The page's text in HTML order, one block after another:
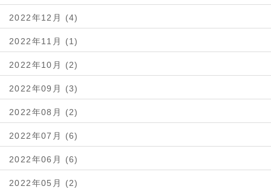
2022年12月 (4)
2022年11月 (1)
2022年10月 (2)
2022年09月 (3)
2022年08月 (2)
2022年07月 (6)
2022年06月 (6)
2022年05月 (2)